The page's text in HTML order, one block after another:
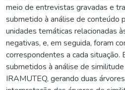
meio de entrevistas gravadas e
submetido à análise de conteúdo
unidades temáticas relacionadas
negativas, e, em seguida, foram
correspondentes a cada
submetidos à análise de
IRAMUTEQ, gerando duas